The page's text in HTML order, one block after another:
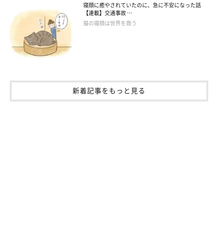
児童書や雑誌・書籍の挿絵、ゲームイラストや広告イラストなど
様々な媒体で活動中。
・ツイッター：
寝顔に癒やされていたのに、急に不安になった話
【連載】交通事故 …
猫の寝顔は世界を救う
新着記事をもっと見る